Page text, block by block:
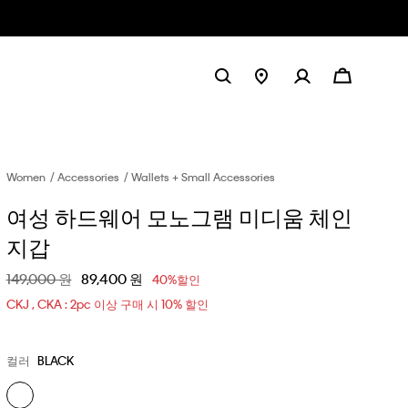
Women Accessories Wallets + Small Accessories
여성 하드웨어 모노그램 미디움 체인
지갑
할인 전 가격
149,000 원할인된 가격
89,400 원
40%할인
CKJ , CKA : 2pc 이상 구매 시 10% 할인
컬러 BLACK